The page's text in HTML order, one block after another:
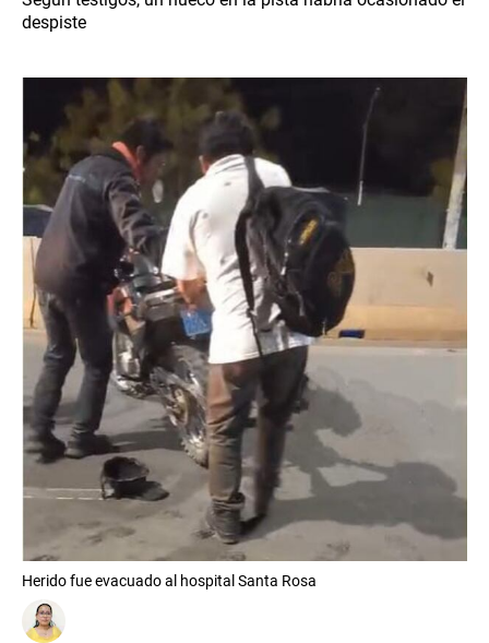
despiste
Herido fue evacuado al hospital Santa Rosa